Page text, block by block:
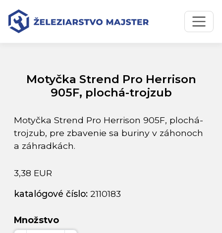
Preskočiť na obsah
Preskočiť na hlavné menu
Úvodná stránka
Motyčka Strend Pro Herrison 905F, plochá-trojzub
Motyčka Strend Pro Herrison
905F, plochá-trojzub
Motyčka Strend Pro Herrison 905F, plochá-
trojzub, pre zbavenie sa buriny v záhonoch
a záhradkách.
3,38 EUR
katalógové číslo: 2110183
Množstvo